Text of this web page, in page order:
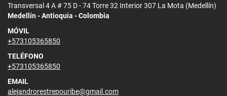
Transversal 4 A # 75 D - 74 Torre 32 Interior 307 La Mota (Medellín)
Medellín - Antioquia - Colombia
MÓVIL
+573105365850
TELÉFONO
+573105365850
EMAIL
alejandrorestrepouribe@gmail.com